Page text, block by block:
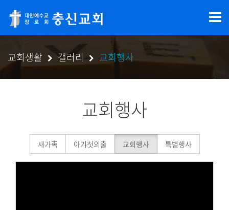
교회생활 갤러리 교회행사
교회행사
새가족 아기첫외출 교회행사 특별행사